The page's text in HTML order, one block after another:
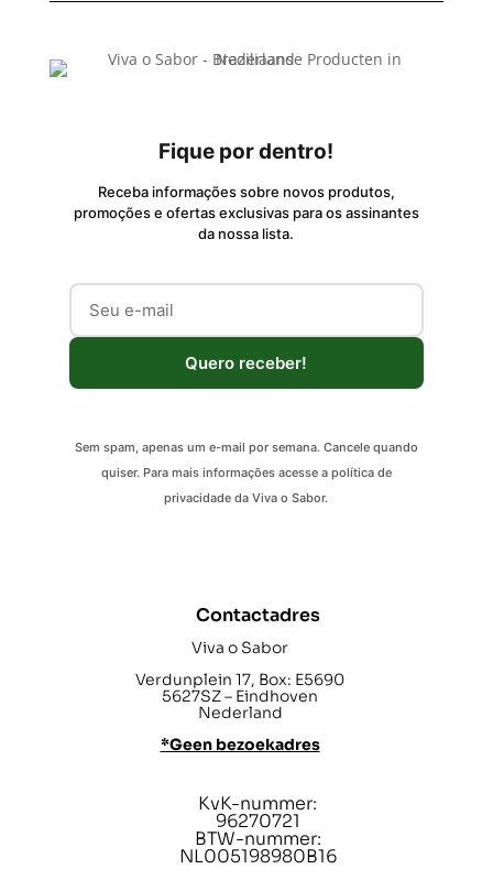
Fique por dentro!
Receba informações sobre novos produtos,
promoções e ofertas exclusivas para os assinantes
da nossa lista.
Quero receber!
Sem spam, apenas um e-mail por semana. Cancele quando
quiser. Para mais informações acesse a política de
privacidade da Viva o Sabor.
Contactadres
Viva o Sabor
Verdunplein 17, Box: E5690
5627SZ – Eindhoven
Nederland
*Geen bezoekadres
KvK-nummer:
96270721
BTW-nummer:
NL005198980B16